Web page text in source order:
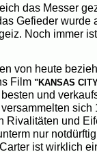
das Messer
Gefieder wurde
Noch immer
von heute
Film "KANSAS
und
sich
Rivalitäten und
nur
ist wirklich